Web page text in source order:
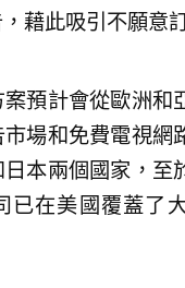
藉此吸引不願意
預計會從歐洲和
場和免費電視網
本兩個國家，至
已在美國覆蓋了